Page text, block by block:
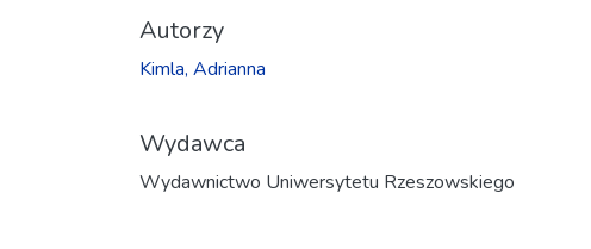
Autorzy
Kimla, Adrianna
Wydawca
Wydawnictwo Uniwersytetu Rzeszowskiego